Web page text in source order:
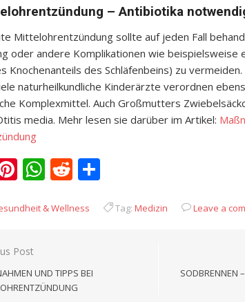
– Antibiotika
Mittelohrentzündung sollte auf jeden Fall
oder andere Komplikationen wie beispielsweise
Knochenanteils des Schläfenbeins) zu
naturheilkundliche Kinderärzte verordnen
Komplexmittel. Auch Großmutters
media. Mehr lesen sie darüber im Artikel:
Pinterest
WhatsApp
Reddit
& Wellness Tag: Medizin Leave a
Post
UND TIPPS BEI M
SODBRENNEN